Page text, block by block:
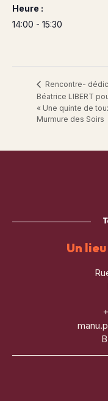
Heure :
14:00 - 15:30
Rencontre-
Béatrice LIBERT
« Une quinte de
Murmure des Soirs
Un